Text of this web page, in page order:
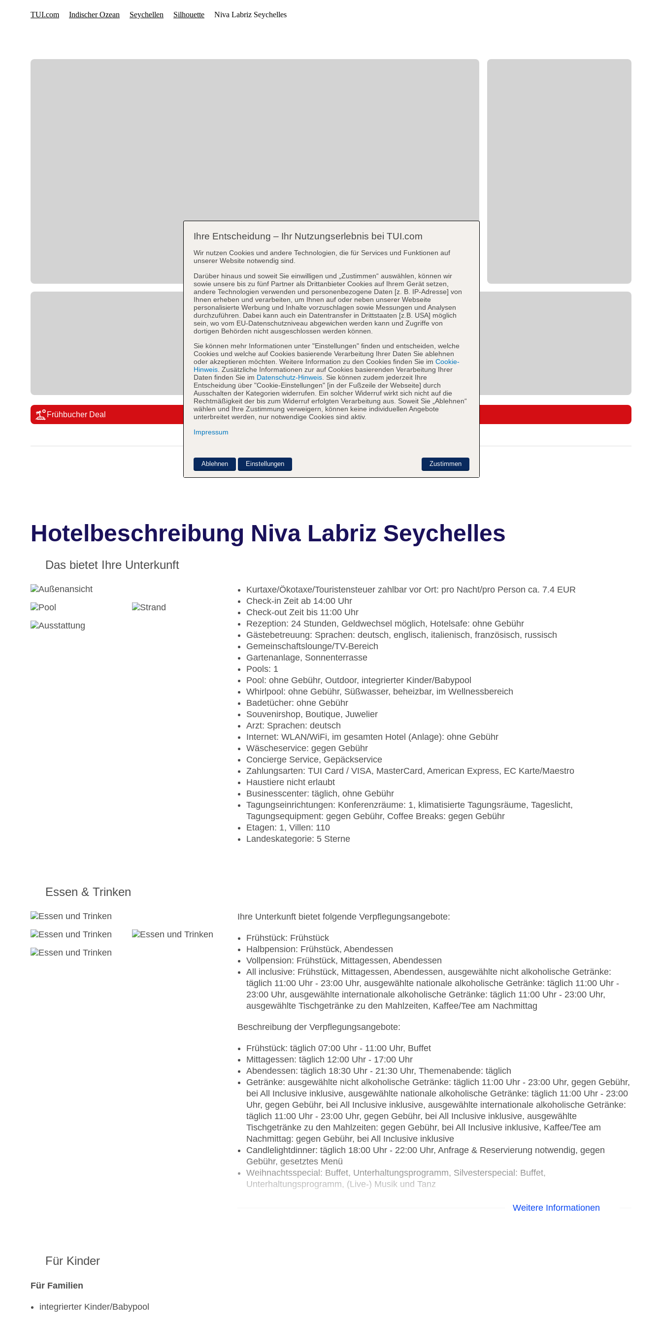
Frühbucher Deal
Hotelbeschreibung Niva Labriz Seychelles
Das bietet Ihre Unterkunft
Kurtaxe/Ökotaxe/Touristensteuer zahlbar vor Ort: pro Nacht/pro Person ca. 7.4 EUR
Check-in Zeit ab 14:00 Uhr
Check-out Zeit bis 11:00 Uhr
Rezeption: 24 Stunden, Geldwechsel möglich, Hotelsafe: ohne Gebühr
Gästebetreuung: Sprachen: deutsch, englisch, italienisch, französisch, russisch
Gemeinschaftslounge/TV-Bereich
Gartenanlage, Sonnenterrasse
Pools: 1
Pool: ohne Gebühr, Outdoor, integrierter Kinder/Babypool
Whirlpool: ohne Gebühr, Süßwasser, beheizbar, im Wellnessbereich
Badetücher: ohne Gebühr
Souvenirshop, Boutique, Juwelier
Arzt: Sprachen: deutsch
Internet: WLAN/WiFi, im gesamten Hotel (Anlage): ohne Gebühr
Wäscheservice: gegen Gebühr
Concierge Service, Gepäckservice
Zahlungsarten: TUI Card / VISA, MasterCard, American Express, EC Karte/Maestro
Haustiere nicht erlaubt
Businesscenter: täglich, ohne Gebühr
Tagungseinrichtungen: Konferenzräume: 1, klimatisierte Tagungsräume, Tageslicht,
Tagungsequipment: gegen Gebühr, Coffee Breaks: gegen Gebühr
Etagen: 1, Villen: 110
Landeskategorie: 5 Sterne
Essen & Trinken
Ihre Unterkunft bietet folgende Verpflegungsangebote:
Frühstück: Frühstück
Halbpension: Frühstück, Abendessen
Vollpension: Frühstück, Mittagessen, Abendessen
All inclusive: Frühstück, Mittagessen, Abendessen, ausgewählte nicht alkoholische Getränke:
täglich 11:00 Uhr - 23:00 Uhr, ausgewählte nationale alkoholische Getränke: täglich 11:00 Uhr -
23:00 Uhr, ausgewählte internationale alkoholische Getränke: täglich 11:00 Uhr - 23:00 Uhr,
ausgewählte Tischgetränke zu den Mahlzeiten, Kaffee/Tee am Nachmittag
Beschreibung der Verpflegungsangebote:
Frühstück: täglich 07:00 Uhr - 11:00 Uhr, Buffet
Mittagessen: täglich 12:00 Uhr - 17:00 Uhr
Abendessen: täglich 18:30 Uhr - 21:30 Uhr, Themenabende: täglich
Getränke: ausgewählte nicht alkoholische Getränke: täglich 11:00 Uhr - 23:00 Uhr, gegen Gebühr,
bei All Inclusive inklusive, ausgewählte nationale alkoholische Getränke: täglich 11:00 Uhr - 23:00
Uhr, gegen Gebühr, bei All Inclusive inklusive, ausgewählte internationale alkoholische Getränke:
täglich 11:00 Uhr - 23:00 Uhr, gegen Gebühr, bei All Inclusive inklusive, ausgewählte
Tischgetränke zu den Mahlzeiten: gegen Gebühr, bei All Inclusive inklusive, Kaffee/Tee am
Nachmittag: gegen Gebühr, bei All Inclusive inklusive
Candlelightdinner: täglich 18:00 Uhr - 22:00 Uhr, Anfrage & Reservierung notwendig, gegen
Gebühr, gesetztes Menü
Weihnachtsspecial: Buffet, Unterhaltungsprogramm, Silvesterspecial: Buffet,
Unterhaltungsprogramm, (Live-) Musik und Tanz
Weitere Informationen
Für Kinder
Für Familien
integrierter Kinder/Babypool
Ihre Entscheidung – Ihr Nutzungserlebnis bei TUI.com
Wir nutzen Cookies und andere Technologien, die für Services und Funktionen auf
unserer Website notwendig sind.
Darüber hinaus und soweit Sie einwilligen und „Zustimmen“ auswählen, können wir
sowie unsere bis zu fünf Partner als Drittanbieter Cookies auf Ihrem Gerät setzen,
andere Technologien verwenden und personenbezogene Daten [z. B. IP-Adresse] von
Ihnen erheben und verarbeiten, um Ihnen auf oder neben unserer Webseite
personalisierte Werbung und Inhalte vorzuschlagen sowie Messungen und Analysen
durchzuführen. Dabei kann auch ein Datentransfer in Drittstaaten [z.B. USA] möglich
sein, wo vom EU-Datenschutzniveau abgewichen werden kann und Zugriffe von
dortigen Behörden nicht ausgeschlossen werden können.
Sie können mehr Informationen unter "Einstellungen" finden und entscheiden, welche
Cookies und welche auf Cookies basierende Verarbeitung Ihrer Daten Sie ablehnen
oder akzeptieren möchten. Weitere Information zu den Cookies finden Sie im Cookie-
Hinweis . Zusätzliche Informationen zur auf Cookies basierenden Verarbeitung Ihrer
Daten finden Sie im Datenschutz-Hinweis . Sie können zudem jederzeit Ihre
Entscheidung über "Cookie-Einstellungen" [in der Fußzeile der Webseite] durch
Ausschalten der Kategorien widerrufen. Ein solcher Widerruf wirkt sich nicht auf die
Rechtmäßigkeit der bis zum Widerruf erfolgten Verarbeitung aus. Soweit Sie „Ablehnen“
wählen und Ihre Zustimmung verweigern, können keine individuellen Angebote
unterbreitet werden, nur notwendige Cookies sind aktiv.
Impressum
Zustimmen
Ablehnen Einstellungen